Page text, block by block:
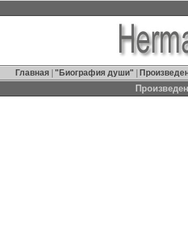
Главная "Биография души"